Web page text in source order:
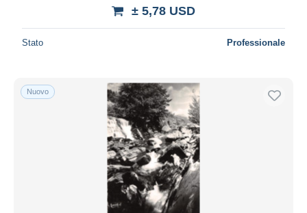
± 5,78 USD
Stato Professionale
Nuovo